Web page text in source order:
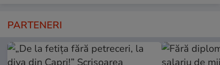
PARTENERI